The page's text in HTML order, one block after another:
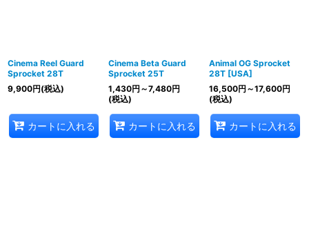
Cinema Reel Guard
Sprocket 28T
9,900円(税込)
カートに入れる
Cinema Beta Guard
Sprocket 25T
1,430円 ～7,480円
(税込)
カートに入れる
Animal OG Sprocket
28T [USA]
16,500円 ～17,600円
(税込)
カートに入れる